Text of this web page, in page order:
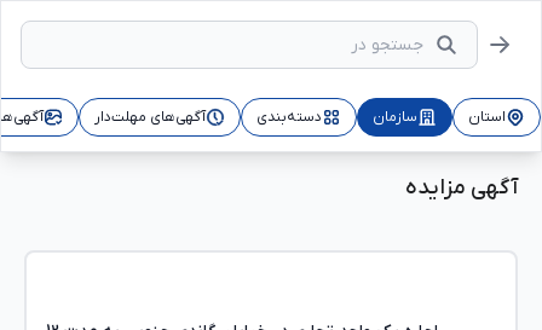
استان سازمان دسته‌بندی آگهی‌های مهلت‌دار
آگهی مزایده